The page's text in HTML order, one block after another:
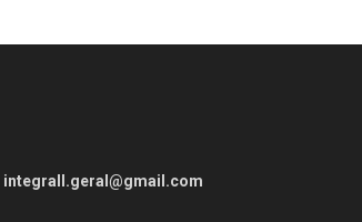
integrall.geral@gmail.com